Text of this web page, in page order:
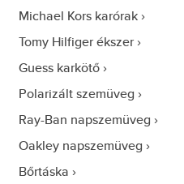
Michael Kors karórak
Tomy Hilfiger ékszer
Guess karkötő
Polarizált szemüveg
Ray-Ban napszemüveg
Oakley napszemüveg
Bőrtáska